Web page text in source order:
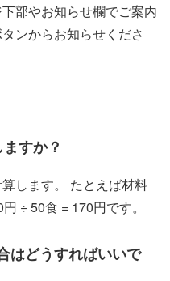
部やお知らせ欄でご案内
ンからお知らせくださ
すか？
します。 たとえば材料
÷ 50食 = 170円です。
はどうすればいいで